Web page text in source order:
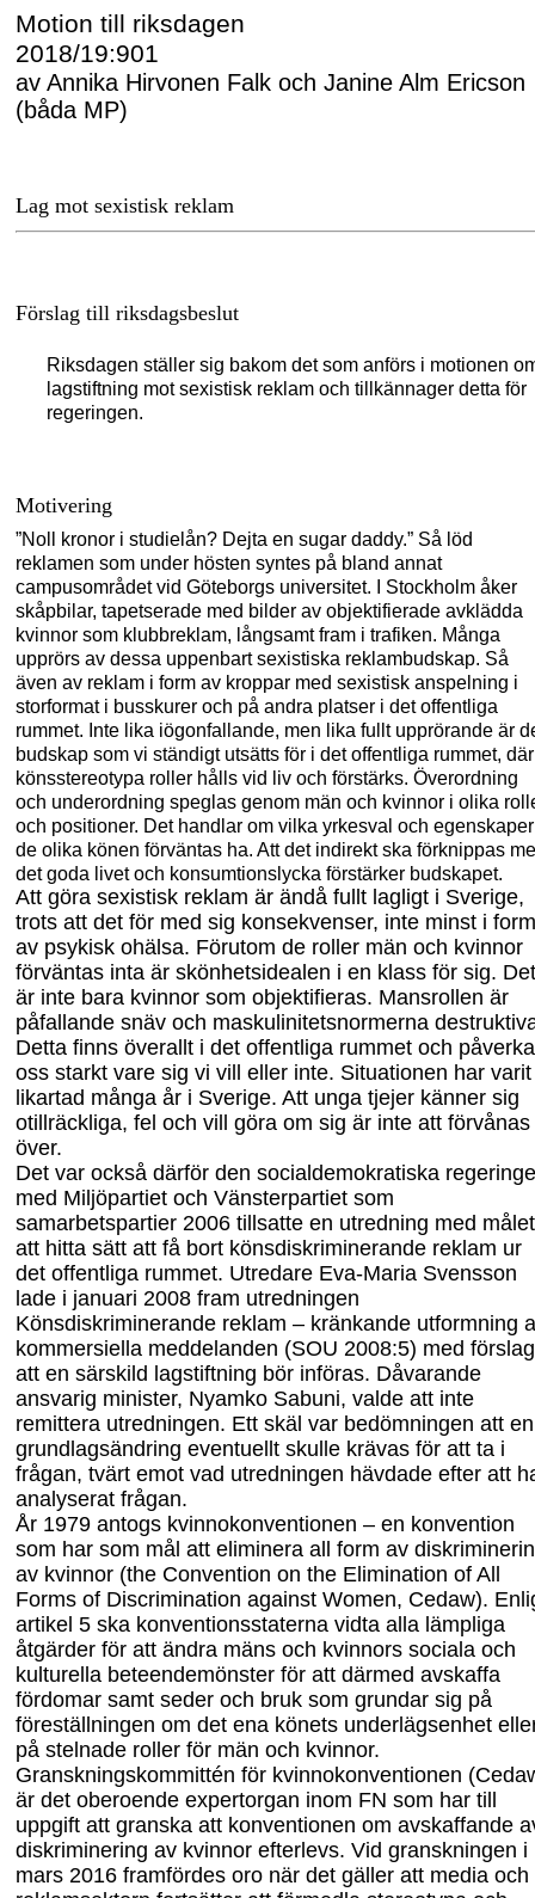
Motion till riksdagen
2018/19:901
av Annika Hirvonen Falk och Janine Alm Ericson
(båda MP)
Lag mot sexistisk reklam
Förslag till riksdagsbeslut
Riksdagen ställer sig bakom det som anförs i motionen
lagstiftning mot sexistisk reklam och tillkännager detta för
regeringen.
Motivering
”Noll kronor i studielån? Dejta en sugar daddy.” Så löd
reklamen som under hösten syntes på bland annat
campusområdet vid Göteborgs universitet. I Stockholm åker
skåpbilar, tapetserade med bilder av objektifierade avklädda
kvinnor som klubbreklam, långsamt fram i trafiken. Många
upprörs av dessa uppenbart sexistiska reklambudskap. Så
även av reklam i form av kroppar med sexistisk anspelning i
storformat i busskurer och på andra platser i det offentliga
rummet. Inte lika iögonfallande, men lika fullt upprörande är
budskap som vi ständigt utsätts för i det offentliga rummet, där
könsstereotypa roller hålls vid liv och förstärks. Överordning
och underordning speglas genom män och kvinnor i olika
och positioner. Det handlar om vilka yrkesval och egenskaper
de olika könen förväntas ha. Att det indirekt ska förknippas
det goda livet och konsumtionslycka förstärker budskapet.
Att göra sexistisk reklam är ändå fullt lagligt i Sverige,
trots att det för med sig konsekvenser, inte minst i form
av psykisk ohälsa. Förutom de roller män och kvinnor
förväntas inta är skönhetsidealen i en klass för sig. Det
är inte bara kvinnor som objektifieras. Mansrollen är
påfallande snäv och maskulinitetsnormerna
Detta finns överallt i det offentliga rummet och
oss starkt vare sig vi vill eller inte. Situationen har varit
likartad många år i Sverige. Att unga tjejer känner sig
otillräckliga, fel och vill göra om sig är inte att förvånas
över.
Det var också därför den socialdemokratiska
med Miljöpartiet och Vänsterpartiet som
samarbetspartier 2006 tillsatte en utredning med målet
att hitta sätt att få bort könsdiskriminerande reklam ur
det offentliga rummet. Utredare Eva-Maria Svensson
lade i januari 2008 fram utredningen
Könsdiskriminerande reklam – kränkande utformning
kommersiella meddelanden (SOU 2008:5) med förslag
att en särskild lagstiftning bör införas. Dåvarande
ansvarig minister, Nyamko Sabuni, valde att inte
remittera utredningen. Ett skäl var bedömningen att en
grundlagsändring eventuellt skulle krävas för att ta i
frågan, tvärt emot vad utredningen hävdade efter att
analyserat frågan.
År 1979 antogs kvinnokonventionen – en konvention
som har som mål att eliminera all form av
av kvinnor (the Convention on the Elimination of All
Forms of Discrimination against Women, Cedaw).
artikel 5 ska konventionsstaterna vidta alla lämpliga
åtgärder för att ändra mäns och kvinnors sociala och
kulturella beteendemönster för att därmed avskaffa
fördomar samt seder och bruk som grundar sig på
föreställningen om det ena könets underlägsenhet
på stelnade roller för män och kvinnor.
Granskningskommittén för kvinnokonventionen (C
är det oberoende expertorgan inom FN som har till
uppgift att granska att konventionen om avskaffande
diskriminering av kvinnor efterlevs. Vid granskningen i
mars 2016 framfördes oro när det gäller att media och